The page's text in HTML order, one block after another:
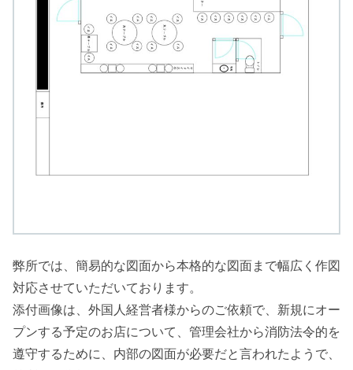
弊所では、簡易的な図面から本格的な図面まで幅広く作図
対応させていただいております。
添付画像は、外国人経営者様からのご依頼で、新規にオー
プンする予定のお店について、管理会社から消防法令的を
遵守するために、内部の図面が必要だと言われたようで、